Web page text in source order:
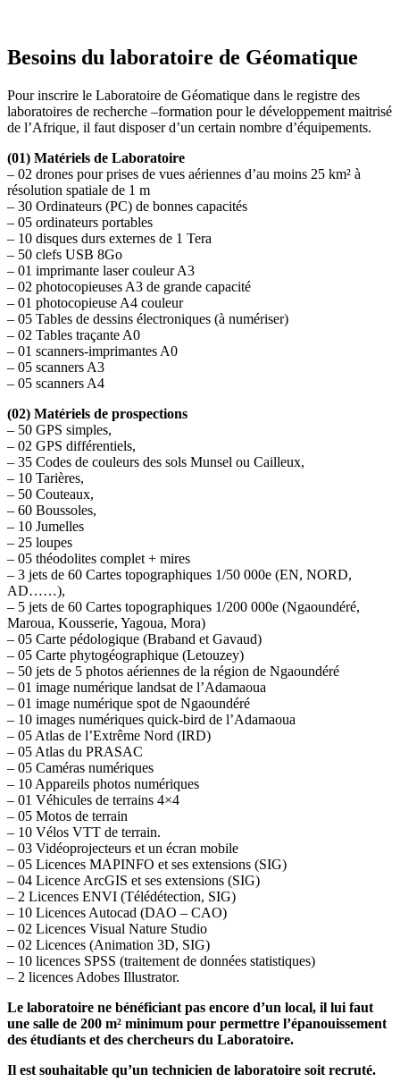
Besoins du laboratoire de Géomatique
Pour inscrire le Laboratoire de Géomatique dans le registre des
laboratoires de recherche –formation pour le développement maitrisé
de l’Afrique, il faut disposer d’un certain nombre d’équipements.
(01) Matériels de Laboratoire
– 02 drones pour prises de vues aériennes d’au moins 25 km² à
résolution spatiale de 1 m
– 30 Ordinateurs (PC) de bonnes capacités
– 05 ordinateurs portables
– 10 disques durs externes de 1 Tera
– 50 clefs USB 8Go
– 01 imprimante laser couleur A3
– 02 photocopieuses A3 de grande capacité
– 01 photocopieuse A4 couleur
– 05 Tables de dessins électroniques (à numériser)
– 02 Tables traçante A0
– 01 scanners-imprimantes A0
– 05 scanners A3
– 05 scanners A4
(02) Matériels de prospections
– 50 GPS simples,
– 02 GPS différentiels,
– 35 Codes de couleurs des sols Munsel ou Cailleux,
– 10 Tarières,
– 50 Couteaux,
– 60 Boussoles,
– 10 Jumelles
– 25 loupes
– 05 théodolites complet + mires
– 3 jets de 60 Cartes topographiques 1/50 000e (EN, NORD,
AD……),
– 5 jets de 60 Cartes topographiques 1/200 000e (Ngaoundéré,
Maroua, Kousserie, Yagoua, Mora)
– 05 Carte pédologique (Braband et Gavaud)
– 05 Carte phytogéographique (Letouzey)
– 50 jets de 5 photos aériennes de la région de Ngaoundéré
– 01 image numérique landsat de l’Adamaoua
– 01 image numérique spot de Ngaoundéré
– 10 images numériques quick-bird de l’Adamaoua
– 05 Atlas de l’Extrême Nord (IRD)
– 05 Atlas du PRASAC
– 05 Caméras numériques
– 10 Appareils photos numériques
– 01 Véhicules de terrains 4×4
– 05 Motos de terrain
– 10 Vélos VTT de terrain.
– 03 Vidéoprojecteurs et un écran mobile
– 05 Licences MAPINFO et ses extensions (SIG)
– 04 Licence ArcGIS et ses extensions (SIG)
– 2 Licences ENVI (Télédétection, SIG)
– 10 Licences Autocad (DAO – CAO)
– 02 Licences Visual Nature Studio
– 02 Licences (Animation 3D, SIG)
– 10 licences SPSS (traitement de données statistiques)
– 2 licences Adobes Illustrator.
Le laboratoire ne bénéficiant pas encore d’un local, il lui faut
une salle de 200 m² minimum pour permettre l’épanouissement
des étudiants et des chercheurs du Laboratoire.
Il est souhaitable qu’un technicien de laboratoire soit recruté.